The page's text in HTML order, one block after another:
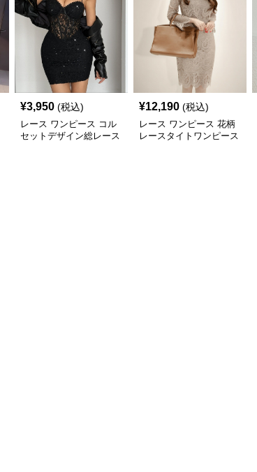
¥3,950 (税込)
レース ワンピース コル
セットデザイン総レース
¥12,190 (税込)
レース ワンピース 花柄
レースタイトワンピース